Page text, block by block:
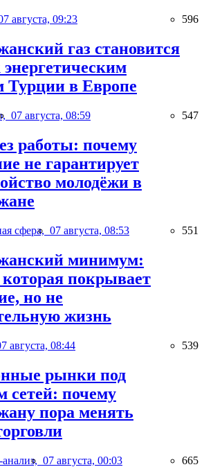
августа, 09:23 596
газ становится
Турции в Европе
07 августа, 08:59 547
работы: почему
не гарантирует
молодёжи в
сфера, 07 августа, 08:53 551
минимум:
которая покрывает
но не
жизнь
августа, 08:44 539
рынки под
сетей: почему
пора менять
07 августа, 00:03 665